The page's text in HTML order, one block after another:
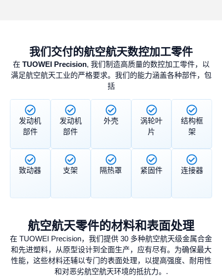
我们交付的航空航天数控加工零件
在 TUOWEI Precision, 我们制造高质量的数控加工零件，以
满足航空航天工业的严格要求。我们的能力涵盖各种部件，包
括
发动机
部件
发动机
部件
外壳
涡轮叶
片
结构框
架
致动器 支架 隔热罩 紧固件 连接器
航空航天零件的材料和表面处理
在 TUOWEI Precision，我们提供 30 多种航空航天级金属合金
和先进塑料，从原型设计到全面生产，应有尽有。为确保最大
性能，这些材料还辅以专门的表面处理，以提高强度、耐用性
和对恶劣航空航天环境的抵抗力。.